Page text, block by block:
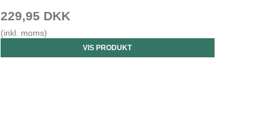
229,95 DKK
(inkl. moms)
VIS PRODUKT